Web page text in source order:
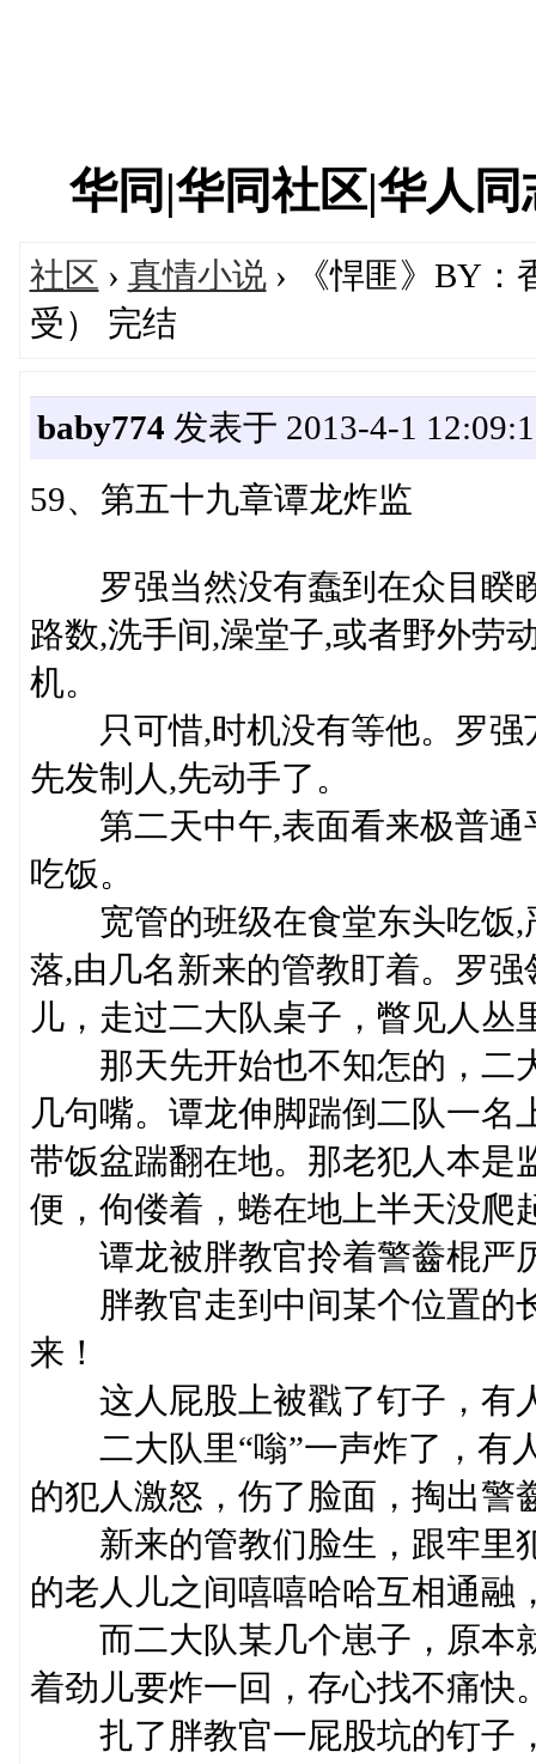
华同|华同社区|华人
社区 › 真情小说› 《悍匪》BY：
受） 完结
baby774 发表于 2013-4-1
59、第五十九章谭龙炸监
罗强当然没有蠢到在众目睽
路数,洗手间,澡堂子,或者野外劳
机。
只可惜,时机没有等他。罗强
先发制人,先动手了。
第二天中午,表面看来极普通
吃饭。
宽管的班级在食堂东头吃饭,
落,由几名新来的管教盯着。罗
儿，走过二大队桌子，瞥见人
那天先开始也不知怎的，二
几句嘴。谭龙伸脚踹倒二队一
带饭盆踹翻在地。那老犯人本是
便，佝偻着，蜷在地上半天没爬
谭龙被胖教官拎着警齤棍严
胖教官走到中间某个位置的
来！
这人屁股上被戳了钉子，有
二大队里“嗡”一声炸了，有
的犯人激怒，伤了脸面，掏出
新来的管教们脸生，跟牢里
的老人儿之间嘻嘻哈哈互相通融
而二大队某几个崽子，原本
着劲儿要炸一回，存心找不痛快
扎了胖教官一屁股坑的钉子